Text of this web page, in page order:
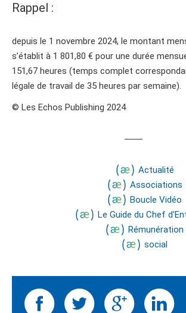
Rappel :
depuis le 1 novembre 2024, le montant
s’établit à 1 801,80 € pour une durée
151,67 heures (temps complet
légale de travail de 35 heures par semaine).
© Les Echos Publishing 2024
Actualité
Associations
Boucle Vidéo
Le Guide du Chef
Rémunération
social